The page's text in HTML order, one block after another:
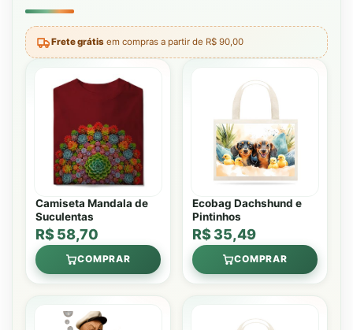
Frete grátis em compras a partir de R$ 90,00
Camiseta Mandala de
Suculentas
R$ 58,70
COMPRAR
Ecobag Dachshund e
Pintinhos
R$ 35,49
COMPRAR